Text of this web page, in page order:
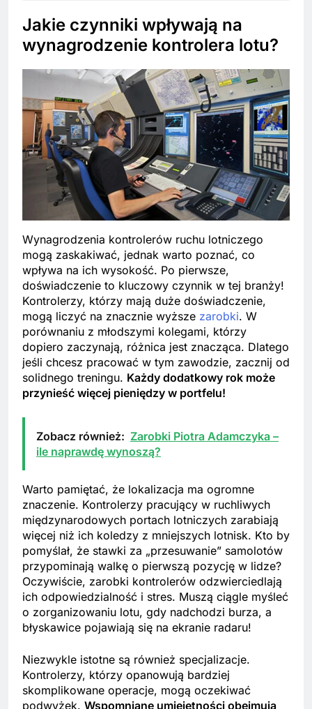
Jakie czynniki wpływają na
wynagrodzenie kontrolera lotu?
Wynagrodzenia kontrolerów ruchu lotniczego
mogą zaskakiwać, jednak warto poznać, co
wpływa na ich wysokość. Po pierwsze,
doświadczenie to kluczowy czynnik w tej branży!
Kontrolerzy, którzy mają duże doświadczenie,
mogą liczyć na znacznie wyższe zarobki. W
porównaniu z młodszymi kolegami, którzy
dopiero zaczynają, różnica jest znacząca. Dlatego
jeśli chcesz pracować w tym zawodzie, zacznij od
solidnego treningu. Każdy dodatkowy rok może
przynieść więcej pieniędzy w portfelu!
Zobacz również: Zarobki Piotra Adamczyka –
ile naprawdę wynoszą?
Warto pamiętać, że lokalizacja ma ogromne
znaczenie. Kontrolerzy pracujący w ruchliwych
międzynarodowych portach lotniczych zarabiają
więcej niż ich koledzy z mniejszych lotnisk. Kto by
pomyślał, że stawki za „przesuwanie” samolotów
przypominają walkę o pierwszą pozycję w lidze?
Oczywiście, zarobki kontrolerów odzwierciedlają
ich odpowiedzialność i stres. Muszą ciągle myśleć
o zorganizowaniu lotu, gdy nadchodzi burza, a
błyskawice pojawiają się na ekranie radaru!
Niezwykle istotne są również specjalizacje.
Kontrolerzy, którzy opanowują bardziej
skomplikowane operacje, mogą oczekiwać
podwyżek. Wspomniane umiejętności obejmują